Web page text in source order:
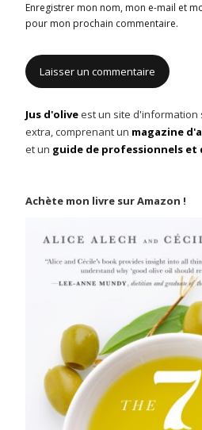
Enregistrer mon nom, mon e-mail et
pour mon prochain commentaire.
Jus d'oliveest un site d'information
extra, comprenant un magazine
et un guide de professionnels et
Achète mon livre sur Amazon !